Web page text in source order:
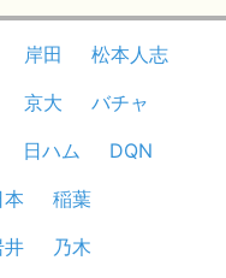
岸田
松本人志
京大
バチャ
日ハム
DQN
本
稲葉
井
乃木